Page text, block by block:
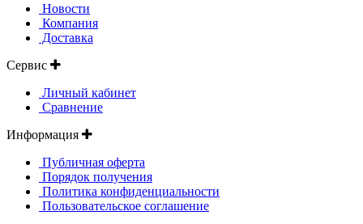
Новости
Компания
Доставка
Сервис
Личный кабинет
Сравнение
Информация
Публичная оферта
Порядок получения
Политика конфиденциальности
Пользовательское соглашение